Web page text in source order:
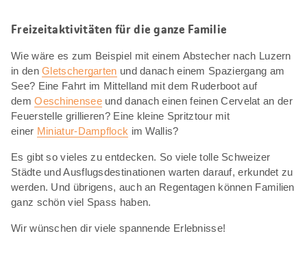
Freizeitaktivitäten für die ganze Familie
Wie wäre es zum Beispiel mit einem Abstecher nach Luzern
in denGletschergarten und danach einem Spaziergang am
See? Eine Fahrt im Mittelland mit dem Ruderboot auf
demOeschinenseeund danach einen feinen Cervelat an der
Feuerstelle grillieren? Eine kleine Spritztour mit
einer Miniatur-Dampflock im Wallis?
Es gibt so vieles zu entdecken. So viele tolle Schweizer
Städte und Ausflugsdestinationen warten darauf, erkundet zu
werden. Und übrigens, auch an Regentagen können Familien
ganz schön viel Spass haben.
Wir wünschen dir viele spannende Erlebnisse!